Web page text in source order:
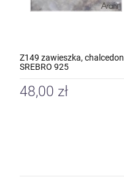
Z149 zawieszka, chalcedon
SREBRO 925
48,00 zł